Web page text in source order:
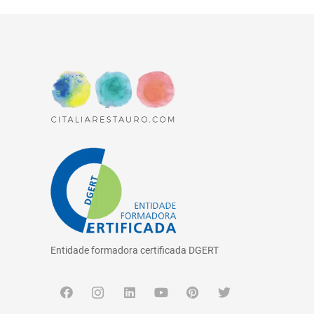
Entidade formadora certificada DGERT